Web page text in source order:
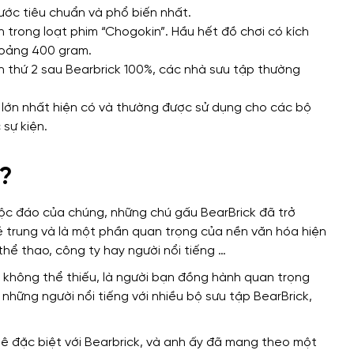
tiêu chuẩn và phổ biến nhất.
trong loạt phim “Chogokin”. Hầu hết đồ chơi có kích
400 gram.
2 sau Bearbrick 100%, các nhà sưu tập thường
nhất hiện có và thường được sử dụng cho các bộ
kiện.
đáo của chúng, những chú gấu BearBrick đã trở
và là một phần quan trọng của nền văn hóa hiện
thao, công ty hay người nổi tiếng …
thể thiếu, là người bạn đồng hành quan trọng
người nổi tiếng với nhiều bộ sưu tập BearBrick,
đặc biệt với Bearbrick, và anh ấy đã mang theo một